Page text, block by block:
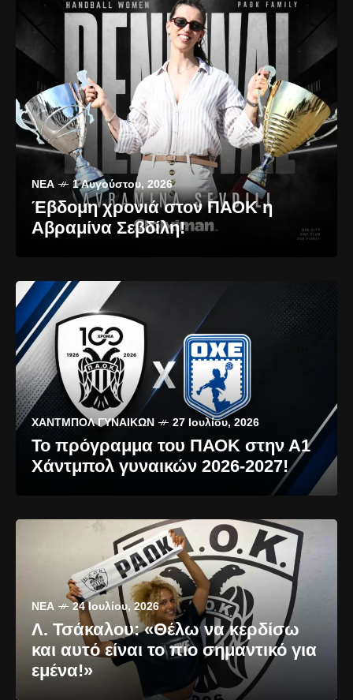
ΝΈΑ 1 Αυγούστου, 2026
Έβδομη χρονιά στον ΠΑΟΚ η
Αβραμίνα Σεβδίλη!
ΧΆΝΤΜΠΟΛ ΓΥΝΑΙΚΏΝ 27 Ιουλίου, 2026
Το πρόγραμμα του ΠΑΟΚ στην Α1
Χάντμπολ γυναικών 2026-2027!
ΝΈΑ 24 Ιουλίου, 2026
Λ. Τσάκαλου: «Θέλω να κερδίσω
και αυτό είναι το πιο σημαντικό για
εμένα!»